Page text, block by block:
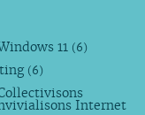
11 (6)
(6)
Internet